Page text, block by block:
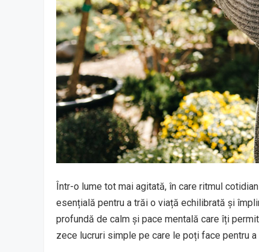
Într-o lume tot mai agitată, în care ritmul
esențială pentru a trăi o viață echilibrată și
profundă de calm și pace mentală care îți
zece lucruri simple pe care le poți face pentru